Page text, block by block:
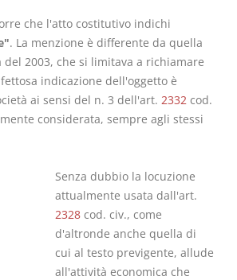
che l'atto costitutivo indichi
. La menzione è differente da quella
2003, che si limitava a richiamare
indicazione dell'oggetto è
ai sensi del n. 3 dell'art. 2332cod.
considerata, sempre agli stessi
Senza dubbio la locuzione
attualmente usata dall'art.
2328cod. civ., come
d'altronde anche quella di
cui al testo previgente, allude
all'attività economica che
decadenza
D. Minussi
Versione ebook
(iva incl.)